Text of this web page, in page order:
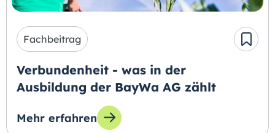
Fachbeitrag
Verbundenheit - was in der
Ausbildung der BayWa AG zählt
Mehr erfahren
zum Thema: Verbundenheit - was in der